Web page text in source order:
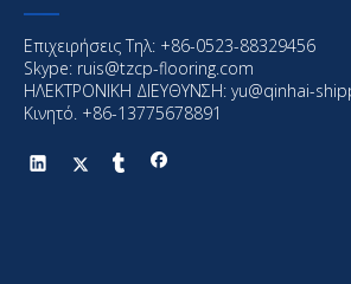
Επιχειρήσεις Τηλ: +86-0523-88329456
Skype: ruis@tzcp-flooring.com
ΗΛΕΚΤΡΟΝΙΚΗ ΔΙΕΥΘΥΝΣΗ: yu@qinhai-
Κινητό. +86-13775678891